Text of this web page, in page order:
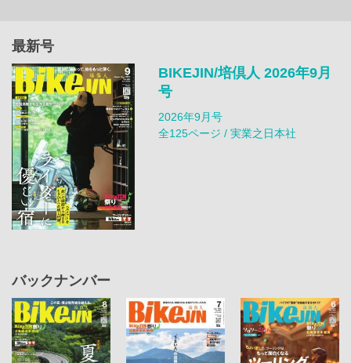
最新号
BIKEJIN/培倶人 2026年9月
号
2026年9月号
全125ページ / 実業之日本社
バックナンバー